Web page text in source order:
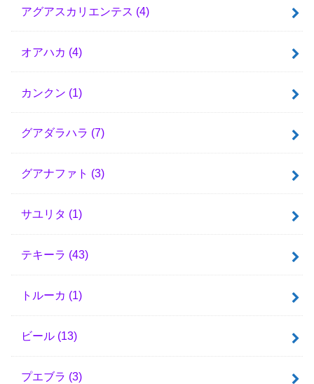
アグアスカリエンテス (4)
オアハカ (4)
カンクン (1)
グアダラハラ (7)
グアナファト (3)
サユリタ (1)
テキーラ (43)
トルーカ (1)
ビール (13)
プエブラ (3)